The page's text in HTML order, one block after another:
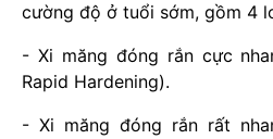
cường độ ở tuổi sớm, gồm 4
- Xi măng đóng rắn cực
Rapid Hardening).
- Xi măng đóng rắn rất